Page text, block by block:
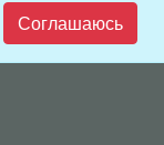
Соглашаюсь